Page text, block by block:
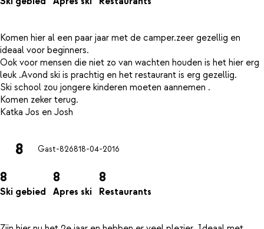
Komen hier al een paar jaar met de camper.zeer gezellig en
ideaal voor beginners.
Ook voor mensen die niet zo van wachten houden is het hier erg
leuk .Avond ski is prachtig en het restaurant is erg gezellig.
Ski school zou jongere kinderen moeten aannemen .
Komen zeker terug.
8 Gast-826818-04-2016
8
Ski gebied
8
Apres ski
8
Restaurants